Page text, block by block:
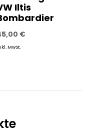
Iltis
€
MwSt.